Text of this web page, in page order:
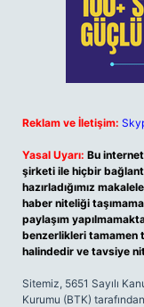
Reklam ve İletişim:
Yasal Uyarı: Bu
şirketi ile hiçbir
hazırladığımız
haber niteliği
paylaşım
benzerlikleri tamamen
halindedir ve tavsiye
Sitemiz, 5651 Sayılı
Kurumu (BTK)